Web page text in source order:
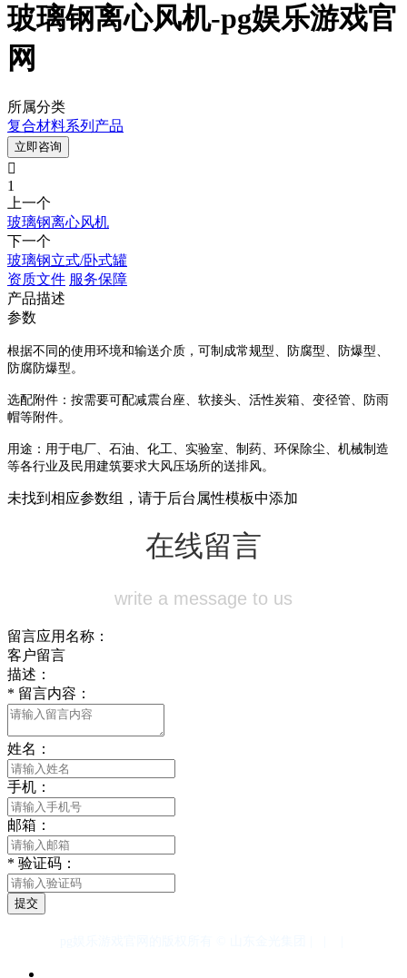
玻璃钢离心风机-pg娱乐游戏官
网
所属分类
复合材料系列产品
立即咨询

1
上一个
玻璃钢离心风机
下一个
玻璃钢立式/卧式罐
资质文件 服务保障
产品描述
参数
根据不同的使用环境和输送介质，可制成常规型、防腐型、防爆型、
防腐防爆型。
选配附件：按需要可配减震台座、软接头、活性炭箱、变径管、防雨
帽等附件。
用途：用于电厂、石油、化工、实验室、制药、环保除尘、机械制造
等各行业及民用建筑要求大风压场所的送排风。
未找到相应参数组，请于后台属性模板中添加
在线留言
write a message to us
留言应用名称：
客户留言
描述：
* 留言内容：
姓名：
手机：
邮箱：
* 验证码：
提交